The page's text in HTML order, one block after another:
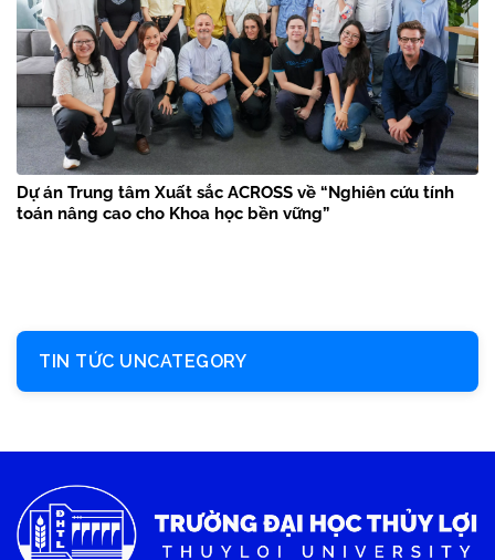
Dự án Trung tâm Xuất sắc ACROSS về “Nghiên cứu tính
toán nâng cao cho Khoa học bền vững”
TIN TỨC UNCATEGORY